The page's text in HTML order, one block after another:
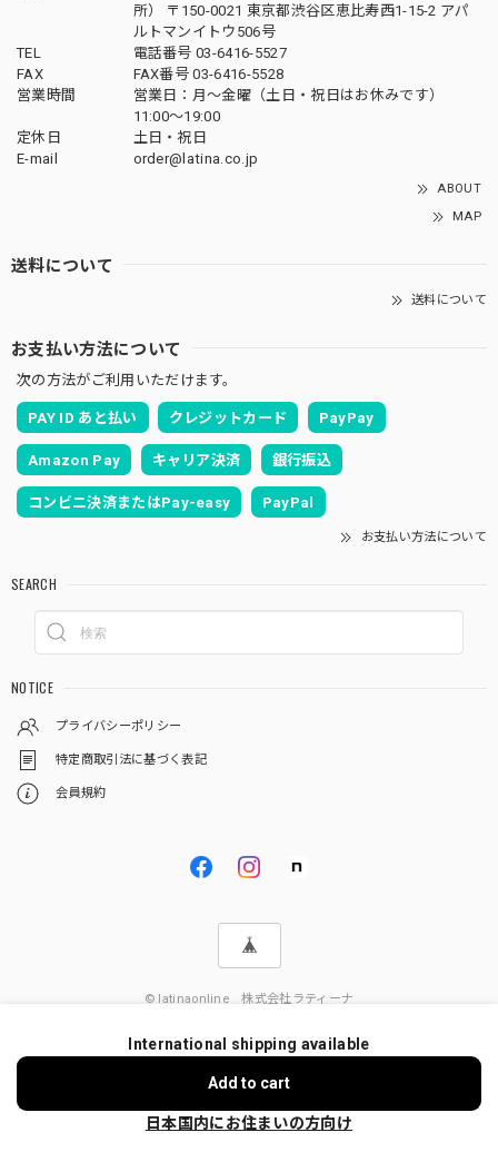
所） 〒150-0021 東京都渋谷区恵比寿西1-15-2 アパ
ルトマンイトウ506号
TEL
電話番号 03-6416-5527
FAX
FAX番号 03-6416-5528
営業時間
営業日：月〜金曜（土日・祝日はお休みです）
11:00〜19:00
定休日
土日・祝日
E-mail
order@latina.co.jp
ABOUT
MAP
送料について
送料について
お支払い方法について
次の方法がご利用いただけます。
PAY ID あと払い クレジットカード PayPay
Amazon Pay キャリア決済 銀行振込
コンビニ決済またはPay-easy PayPal
お支払い方法について
SEARCH
NOTICE
プライバシーポリシー
特定商取引法に基づく表記
会員規約
© latinaonline 株式会社ラティーナ
International shipping available
Add to cart
日本国内にお住まいの方向け